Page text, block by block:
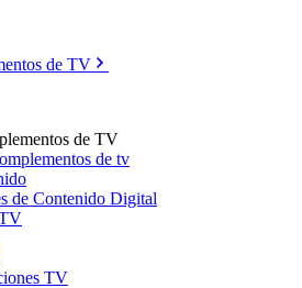
de TV
de TV
de tv
de Contenido Digital
TV